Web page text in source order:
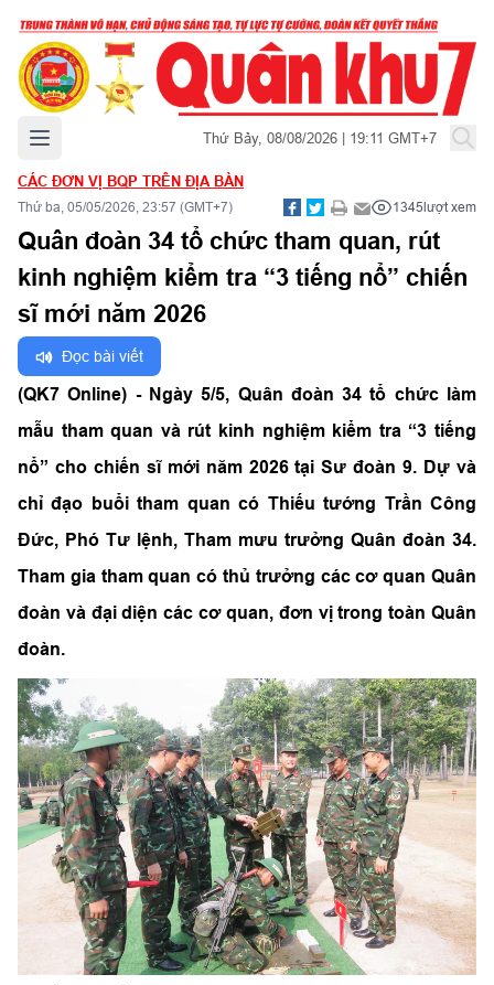
Mở menu chính Thứ Bảy, 08/08/2026 | 19:11 GMT+7
CÁC ĐƠN VỊ BQP TRÊN ĐỊA BÀN
Thứ ba, 05/05/2026, 23:57 (GMT+7) 1345lượt xem
Quân đoàn 34 tổ chức tham quan, rút
kinh nghiệm kiểm tra “3 tiếng nổ” chiến
sĩ mới năm 2026
Đọc bài viết
(QK7 Online) - Ngày 5/5, Quân đoàn 34 tổ chức làm
mẫu tham quan và rút kinh nghiệm kiểm tra “3 tiếng
nổ” cho chiến sĩ mới năm 2026 tại Sư đoàn 9. Dự và
chỉ đạo buổi tham quan có Thiếu tướng Trần Công
Đức, Phó Tư lệnh, Tham mưu trưởng Quân đoàn 34.
Tham gia tham quan có thủ trưởng các cơ quan Quân
đoàn và đại diện các cơ quan, đơn vị trong toàn Quân
đoàn.